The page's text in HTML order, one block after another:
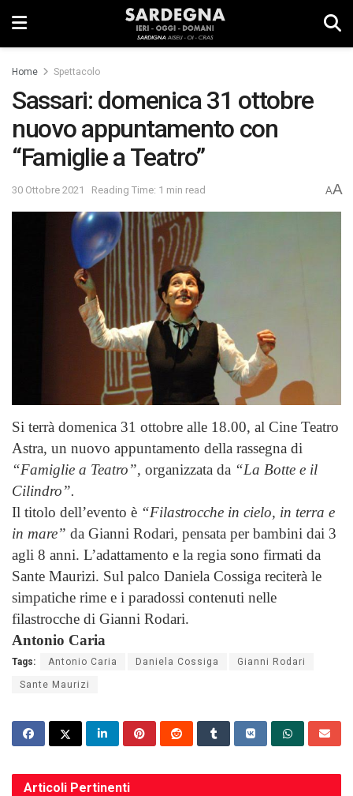
Home Spettacolo
Sassari: domenica 31 ottobre
nuovo appuntamento con
“Famiglie a Teatro”
30 Ottobre 2021 Reading Time: 1 min read AA
Si terrà domenica 31 ottobre alle 18.00, al Cine Teatro
Astra, un nuovo appuntamento della rassegna di
“Famiglie a Teatro”, organizzata da “La Botte e il
Cilindro”.
Il titolo dell’evento è “Filastrocche in cielo, in terra e
in mare” da Gianni Rodari, pensata per bambini dai 3
agli 8 anni. L’adattamento e la regia sono firmati da
Sante Maurizi. Sul palco Daniela Cossiga reciterà le
simpatiche rime e i paradossi contenuti nelle
filastrocche di Gianni Rodari.
Antonio Caria
Tags: Antonio Caria Daniela Cossiga Gianni Rodari
Sante Maurizi
Articoli Pertinenti